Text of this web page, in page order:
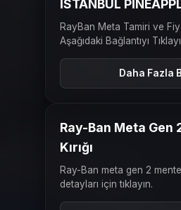
İSTANBUL
RayBan Meta Tamiri ve
Aşağıdaki Bağlantıyı
Daha Fazla
Ray-Ban Meta Gen
Kırığı
Ray-Ban meta gen 2
detayları için tıklayın.